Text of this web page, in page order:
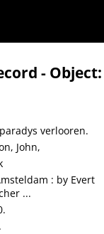
- Object:
verlooren.
John,
: by Evert
...